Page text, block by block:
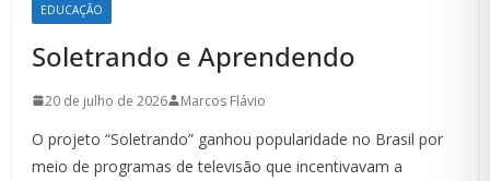
EDUCAÇÃO
Soletrando e Aprendendo
20 de julho de 2026 Marcos Flávio
O projeto “Soletrando” ganhou popularidade no Brasil por
meio de programas de televisão que incentivavam a